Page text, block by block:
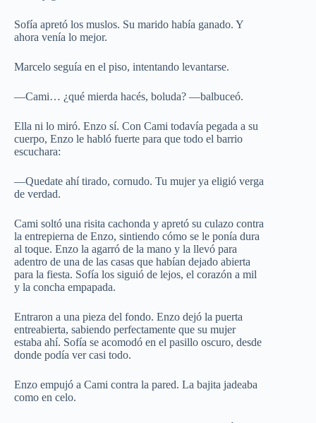
Sofía apretó los muslos. Su marido había ganado. Y
ahora venía lo mejor.
Marcelo seguía en el piso, intentando levantarse.
—Cami… ¿qué mierda hacés, boluda? —balbuceó.
Ella ni lo miró. Enzo sí. Con Cami todavía pegada a su
cuerpo, Enzo le habló fuerte para que todo el barrio
escuchara:
—Quedate ahí tirado, cornudo. Tu mujer ya eligió verga
de verdad.
Cami soltó una risita cachonda y apretó su culazo contra
la entrepierna de Enzo, sintiendo cómo se le ponía dura
al toque. Enzo la agarró de la mano y la llevó para
adentro de una de las casas que habían dejado abierta
para la fiesta. Sofía los siguió de lejos, el corazón a mil
y la concha empapada.
Entraron a una pieza del fondo. Enzo dejó la puerta
entreabierta, sabiendo perfectamente que su mujer
estaba ahí. Sofía se acomodó en el pasillo oscuro, desde
donde podía ver casi todo.
Enzo empujó a Cami contra la pared. La bajita jadeaba
como en celo.